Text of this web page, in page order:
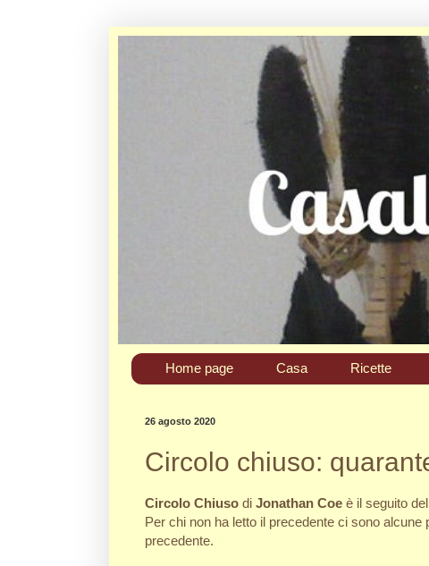
Home page Casa Ricette
26 agosto 2020
Circolo chiuso:
Circolo Chiuso di Jonathan Coe è il seguito
Per chi non ha letto il precedente ci sono
precedente.